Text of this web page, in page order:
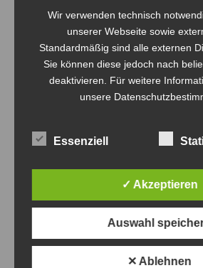
Wir verwenden technisch
unserer Webseite sowie
Standardmäßig sind alle externen
Sie können diese jedoch nach
deaktivieren. Für weitere
unsere
Essenziell
✓ Akzeptieren
Auswahl
✕ Ablehnen